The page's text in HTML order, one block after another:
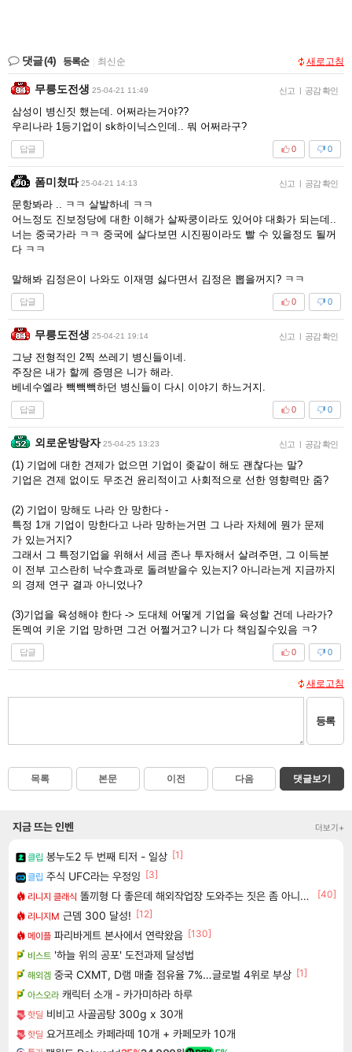
댓글(4) 등록순 최신순 새로고침
무릉도전생 25-04-21 11:49 신고 | 공감 확인
삼성이 병신짓 했는데. 어쩌라는거야??
우리나라 1등기업이 sk하이닉스인데.. 뭐 어쩌라구?
답글 0
0
폼미쳤따 25-04-21 14:13 신고 | 공감 확인
문항봐라 .. ㅋㅋ 살발하네 ㅋㅋ
어느정도 진보정당에 대한 이해가 살짜쿵이라도 있어야 대화가 되는데..
너는 중국가라 ㅋㅋ 중국에 살다보면 시진핑이라도 빨 수 있을정도 될꺼
다 ㅋㅋ
말해봐 김정은이 나와도 이재명 싫다면서 김정은 뽑을꺼지? ㅋㅋ
답글 0
0
무릉도전생 25-04-21 19:14 신고 | 공감 확인
그냥 전형적인 2찍 쓰레기 병신들이네.
주장은 내가 할께 증명은 니가 해라.
베네수엘라 빽빽빽하던 병신들이 다시 이야기 하느거지.
답글 0
0
외로운방랑자 25-04-25 13:23 신고 | 공감 확인
(1) 기업에 대한 견제가 없으면 기업이 좆같이 해도 괜찮다는 말?
기업은 견제 없이도 무조건 윤리적이고 사회적으로 선한 영향력만 줌?
(2) 기업이 망해도 나라 안 망한다 -
특정 1개 기업이 망한다고 나라 망하는거면 그 나라 자체에 뭔가 문제
가 있는거지?
그래서 그 특정기업을 위해서 세금 존나 투자해서 살려주면, 그 이득분
이 전부 고스란히 낙수효과로 돌려받을수 있는지? 아니라는게 지금까지
의 경제 연구 결과 아니었나?
(3)기업을 육성해야 한다 -> 도대체 어떻게 기업을 육성할 건데 나라가?
돈멕여 키운 기업 망하면 그건 어쩔거고? 니가 다 책임질수있음 ㅋ?
답글 0
0
새로고침
등록
목록 본문 이전 다음 댓글보기
지금 뜨는 인벤 더보기+
클립 봉누도2 두 번째 티저 - 일상 [1]
클립 주식 UFC라는 우정잉 [3]
리니지 클래식 똘끼형 다 좋은데 해외작업장 도와주는 짓은 좀 아니지않냐?
[40]
리니지M 근뎀 300 달성! [12]
메이플 파리바게트 본사에서 연락왔음 [130]
비스트 '하늘 위의 공포' 도전과제 달성법
해외겜 중국 CXMT, D램 매출 점유율 7%…글로벌 4위로 부상 [1]
아스오라 캐릭터 소개 - 카가미하라 하루
핫딜 비비고 사골곰탕 300g x 30개
핫딜 요거프레소 카페라떼 10개 + 카페모카 10개